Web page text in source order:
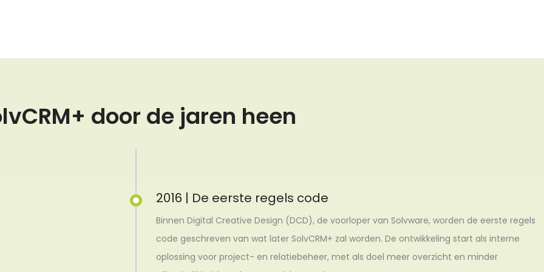
door de jaren heen
2016 | De eerste regels code
Binnen Digital Creative Design (DCD), de voorloper van Solvware, worden de eerste regels
code geschreven van wat later SolvCRM+ zal worden. De ontwikkeling start als interne
oplossing voor project- en relatiebeheer, met als doel meer overzicht en minder